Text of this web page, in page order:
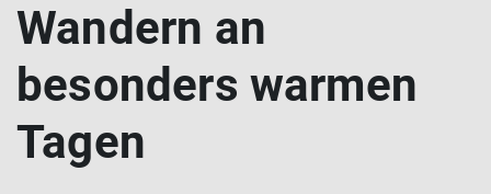
Wandern an
besonders warmen
Tagen